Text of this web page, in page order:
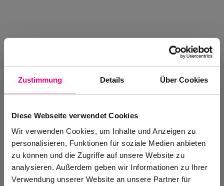
Zustimmung Details Über Cookies
Diese Webseite verwendet Cookies
Wir verwenden Cookies, um Inhalte und Anzeigen zu
personalisieren, Funktionen für soziale Medien anbieten
zu können und die Zugriffe auf unsere Website zu
analysieren. Außerdem geben wir Informationen zu Ihrer
Verwendung unserer Website an unsere Partner für